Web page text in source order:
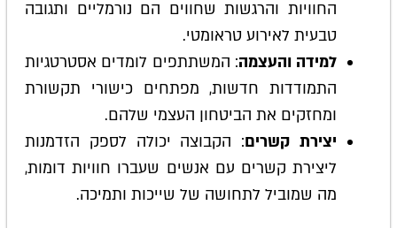
החוויות והרגשות שחווים הם נורמליים ותגובה
טבעית לאירוע טראומטי.
למידה והעצמה: המשתתפים לומדים אסטרטגיות
התמודדות חדשות, מפתחים כישורי תקשורת
ומחזקים את הביטחון העצמי שלהם.
יצירת קשרים: הקבוצה יכולה לספק הזדמנות
ליצירת קשרים עם אנשים שעברו חוויות דומות,
מה שמוביל לתחושה של שייכות ותמיכה.